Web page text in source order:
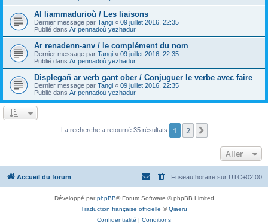
Al liammadurioù / Les liaisons
Dernier message par Tangi « 09 juillet 2016, 22:35
Publié dans Ar pennadoù yezhadur
Ar renadenn-anv / le complément du nom
Dernier message par Tangi « 09 juillet 2016, 22:35
Publié dans Ar pennadoù yezhadur
Displegañ ar verb gant ober / Conjuguer le verbe avec faire
Dernier message par Tangi « 09 juillet 2016, 22:35
Publié dans Ar pennadoù yezhadur
La recherche a retourné 35 résultats 1 2
Aller
Accueil du forum Fuseau horaire sur UTC+02:00
Développé parphpBB® Forum Software © phpBB Limited
Traduction française officielle ©Qiaeru
Confidentialité | Conditions